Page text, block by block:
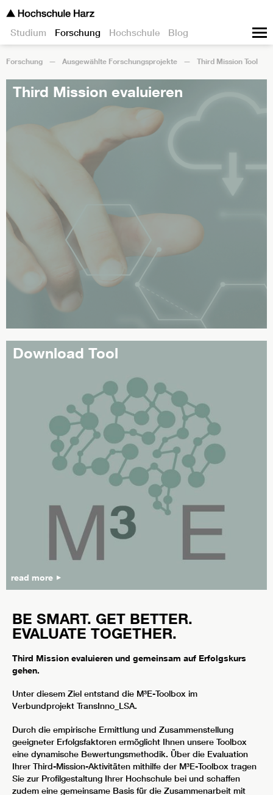
Studium Forschung Hochschule Blog
Forschung Ausgewählte Forschungsprojekte Third Mission Tool
Third Mission evaluieren
Download Tool
read more
BE SMART. GET BETTER.
EVALUATE TOGETHER.
Third Mission evaluieren und gemeinsam auf Erfolgskurs
gehen.
Unter diesem Ziel entstand die M³E-Toolbox im
Verbundprojekt TransInno_LSA.
Durch die empirische Ermittlung und Zusammenstellung
geeigneter Erfolgsfaktoren ermöglicht Ihnen unsere Toolbox
eine dynamische Bewertungsmethodik. Über die Evaluation
Ihrer Third-Mission-Aktivitäten mithilfe der M³E-Toolbox tragen
Sie zur Profilgestaltung Ihrer Hochschule bei und schaffen
zudem eine gemeinsame Basis für die Zusammenarbeit mit